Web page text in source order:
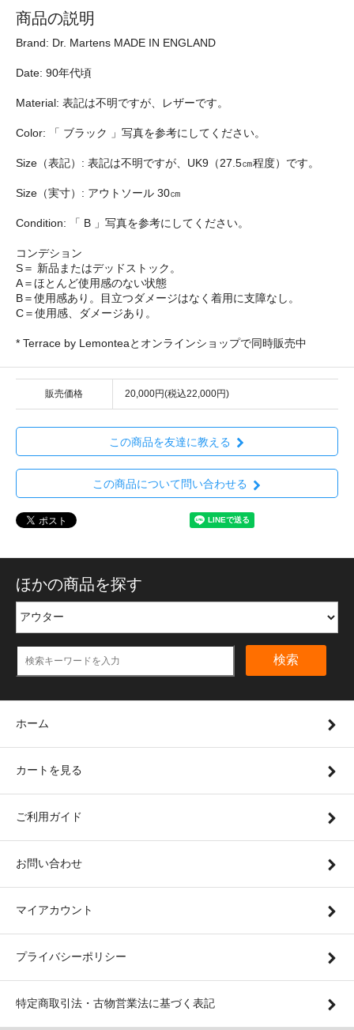
商品の説明
Brand: Dr. Martens MADE IN ENGLAND
Date: 90年代頃
Material: 表記は不明ですが、レザーです。
Color: 「 ブラック 」写真を参考にしてください。
Size（表記）: 表記は不明ですが、UK9（27.5㎝程度）です。
Size（実寸）: アウトソール 30㎝
Condition: 「 B 」写真を参考にしてください。
コンデション
S＝ 新品またはデッドストック。
A＝ほとんど使用感のない状態
B＝使用感あり。目立つダメージはなく着用に支障なし。
C＝使用感、ダメージあり。
* Terrace by Lemonteaとオンラインショップで同時販売中
販売価格 20,000円(税込22,000円)
この商品を友達に教える
この商品について問い合わせる
ほかの商品を探す
検索
ホーム
カートを見る
ご利用ガイド
お問い合わせ
マイアカウント
プライバシーポリシー
特定商取引法・古物営業法に基づく表記